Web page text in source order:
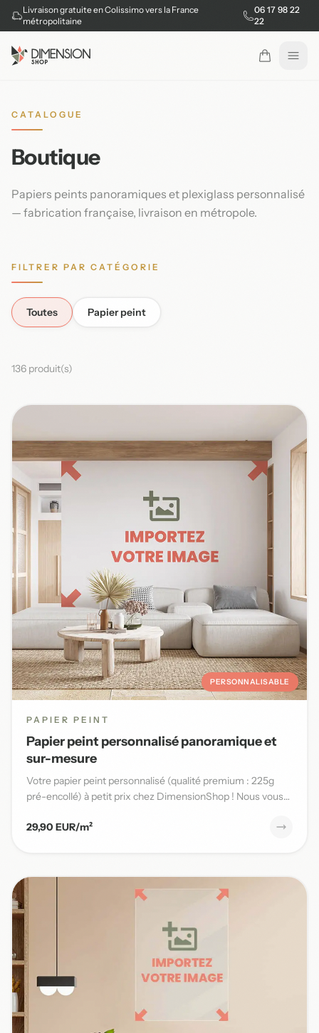
Livraison gratuite en Colissimo vers la France
métropolitaine
06 17 98 22
22
CATALOGUE
Boutique
Papiers peints panoramiques et plexiglass personnalisé
— fabrication française, livraison en métropole.
FILTRER PAR CATÉGORIE
Toutes Papier peint
136 produit(s)
PERSONNALISABLE
PAPIER PEINT
Papier peint personnalisé panoramique et
sur-mesure
Votre papier peint personnalisé (qualité premium : 225g
pré-encollé) à petit prix chez DimensionShop ! Nous vous
29,90 EUR/m²